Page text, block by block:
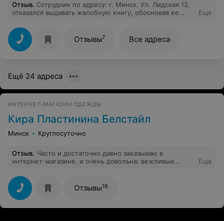
Отзыв. Сотрудник по адресу: г. Минск. Ул. Лидская 12,
отказался выдавать жалобную книгу, обосновав ее
есть.
Еще
Отзывы7 Все адреса
Ещё 24 адреса
ИНТЕРНЕТ-МАГАЗИН ОДЕЖДЫ
Кира Пластинина Белстайл
Минск Круглосуточно
Отзыв. Часто и достаточно давно заказываю в
интернет-магазине, и очень довольна: вежливые
и даже не открыты ни разу!Спасибо за работу!
Отличный магазин!
Еще
Отзывы16